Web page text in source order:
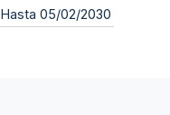
Hasta 05/02/2030